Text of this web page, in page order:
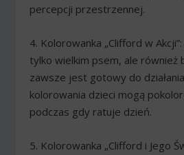
percepcji przestrzennej.
4. Kolorowanka „Clifford w
tylko wielkim psem, ale również
zawsze jest gotowy do
kolorowania dzieci mogą
podczas gdy ratuje dzień.
5. Kolorowanka „Clifford i Jego